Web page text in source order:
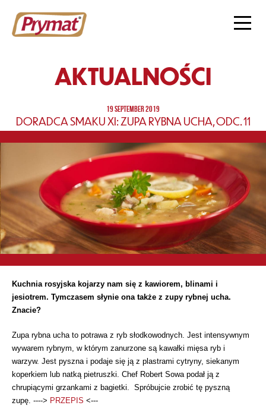
AKTUALNOŚCI
19 SEPTEMBER 2019
DORADCA SMAKU XI: ZUPA RYBNA UCHA, ODC. 11
Kuchnia rosyjska kojarzy nam się z kawiorem, blinami i
jesiotrem. Tymczasem słynie ona także z zupy rybnej ucha.
Znacie?
Zupa rybna ucha to potrawa z ryb słodkowodnych. Jest intensywnym
wywarem rybnym, w którym zanurzone są kawałki mięsa ryb i
warzyw. Jest pyszna i podaje się ją z plastrami cytryny, siekanym
koperkiem lub natką pietruszki. Chef Robert Sowa podał ją z
chrupiącymi grzankami z bagietki. Spróbujcie zrobić tę pyszną
zupę. ----> PRZEPIS <---